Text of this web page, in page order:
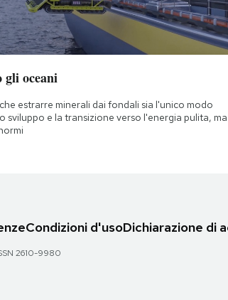
gli oceani
estrarre minerali dai fondali sia l'unico modo
sviluppo e la transizione verso l'energia pulita, ma
Condizioni d'usoDichiarazione di
2610-9980